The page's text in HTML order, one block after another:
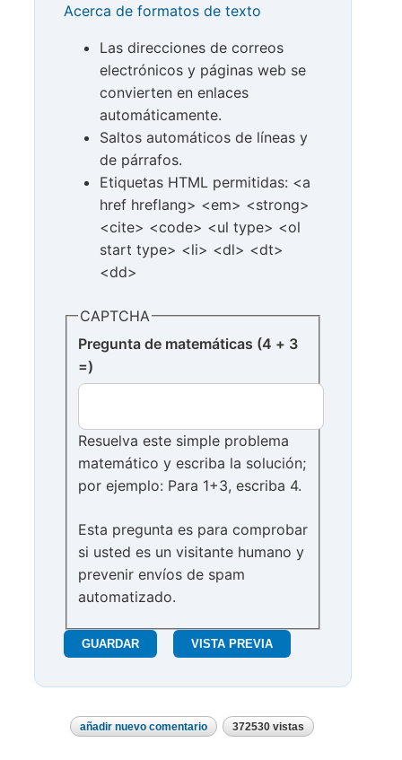
Acerca de formatos de texto
Las direcciones de correos
electrónicos y páginas web se
convierten en enlaces
automáticamente.
Saltos automáticos de líneas y
de párrafos.
Etiquetas HTML permitidas: <a
href hreflang> <em> <strong>
<cite> <code> <ul type> <ol
start type> <li> <dl> <dt>
<dd>
CAPTCHA
Pregunta de matemáticas (4 + 3
=)
Resuelva este simple problema
matemático y escriba la solución;
por ejemplo: Para 1+3, escriba 4.
Esta pregunta es para comprobar
si usted es un visitante humano y
prevenir envíos de spam
automatizado.
añadir nuevo comentario 372530 vistas